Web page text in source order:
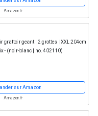
Amazon.fr
grattoir geant | 2 grottes | XXL 204cm
- (noir-blanc | no. 402110)
sur Amazon
Amazon.fr